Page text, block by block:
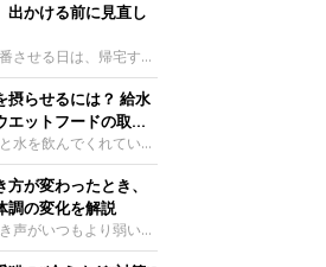
出かける前に見直し
させる日は、帰宅する
すぎないか、水は足り
主さんもいるでしょ
と思っていても、日中
ことがあります。留守
るために準備したいこ
いサインなどについ
医師相談室の岡本りさ
留守中は室温が急に
このきもち投稿写真ギ
摂らせるには？ 給水
エットフードの取り
水を飲んでくれていま
ンで室内が涼しいこ
り水を飲まないこと
摂らせるためには、給
、フードから水分を摂
あります。今回は獣医
が変わったとき、
調の変化を解説
声がいつもより弱い、
鳴くなど、ふだんと違